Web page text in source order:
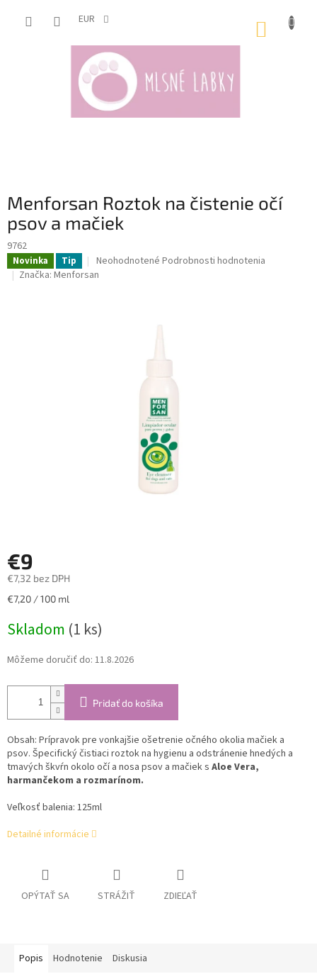
EUR
Menforsan Roztok na čistenie očí
psov a mačiek
9762
Novinka Tip
Priemerné
hodnotenie
Neohodnotené Podrobnosti hodnotenia
Značka: Menforsan
€9
€7,32 bez DPH
Jednotková
€7,20 / 100 ml
Skladom (1 ks)
Môžeme doručiť do: 11.8.2026
Pridať do košíka
Obsah: Prípravok pre vonkajšie ošetrenie očného okolia mačiek a
psov. Špecifický čistiaci roztok na hygienu a odstránenie hnedých a
tmavých škvŕn okolo očí a nosa psov a mačiek s Aloe Vera,
harmančekom a rozmarínom.
Veľkosť balenia: 125ml
Detailné informácie
OPÝTAŤ SA STRÁŽIŤ ZDIEĽAŤ
Popis Hodnotenie Diskusia